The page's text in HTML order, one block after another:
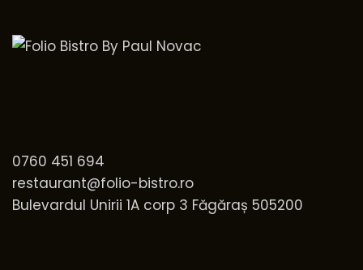
0760 451 694
restaurant@folio-bistro.ro
Bulevardul Unirii 1A corp 3 Făgăraș 505200